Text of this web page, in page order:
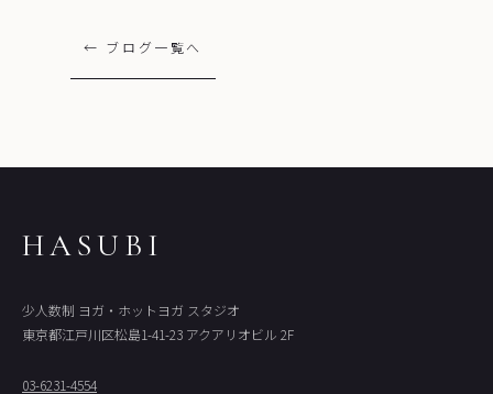
← ブログ一覧へ
HASUBI
少人数制 ヨガ・ホットヨガ スタジオ
東京都江戸川区松島1-41-23 アクアリオビル 2F
03-6231-4554